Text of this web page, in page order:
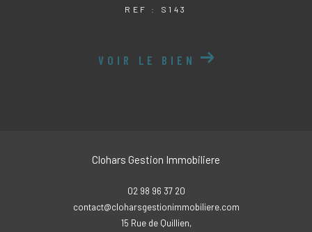
REF : S143
VOIR LE BIEN
Clohars Gestion Immobiliere
02 98 96 37 20
contact@cloharsgestionimmobiliere.com
15 Rue de Quillien,